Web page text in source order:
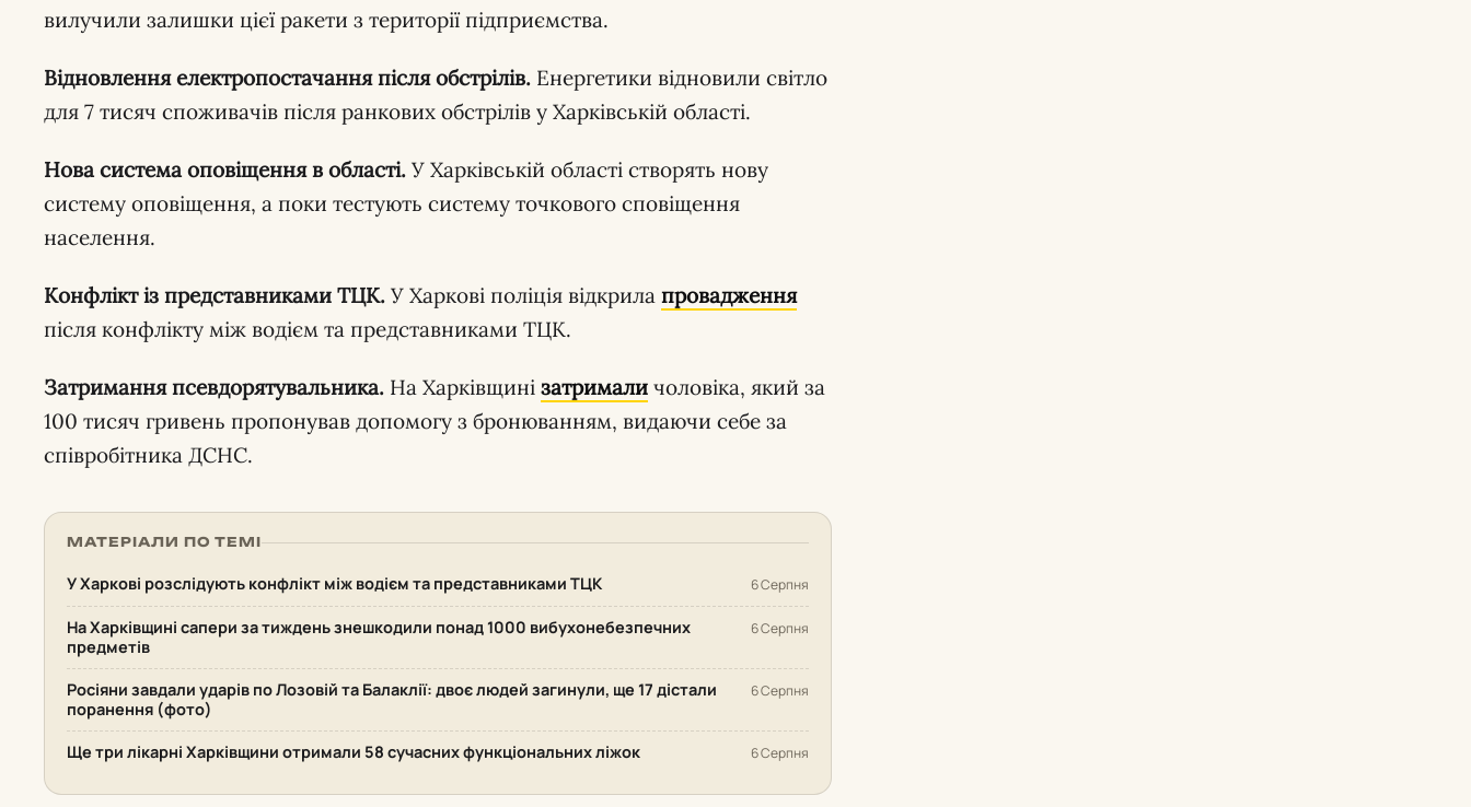
вилучили залишки цієї ракети з території підприємства.
Відновлення електропостачання після обстрілів. Енергетики відновили світло
для 7 тисяч споживачів після ранкових обстрілів у Харківській області.
Нова система оповіщення в області. У Харківській області створять нову
систему оповіщення, а поки тестують систему точкового сповіщення
населення.
Конфлікт із представниками ТЦК. У Харкові поліція відкрила провадження
після конфлікту між водієм та представниками ТЦК.
Затримання псевдорятувальника. На Харківщині затримали чоловіка, який за
100 тисяч гривень пропонував допомогу з бронюванням, видаючи себе за
співробітника ДСНС.
МАТЕРІАЛИ ПО ТЕМІ
У Харкові розслідують конфлікт між водієм та представниками ТЦК 6 Серпня
На Харківщині сапери за тиждень знешкодили понад 1000 вибухонебезпечних
предметів
6 Серпня
Росіяни завдали ударів по Лозовій та Балаклії: двоє людей загинули, ще 17 дістали
поранення (фото)
6 Серпня
Ще три лікарні Харківщини отримали 58 сучасних функціональних ліжок 6 Серпня